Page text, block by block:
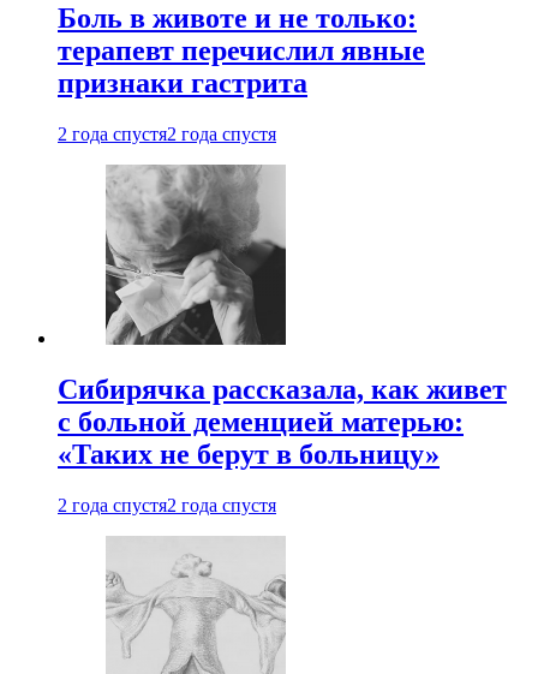
Боль в животе и не только:
терапевт перечислил явные
признаки гастрита
2 года спустя2 года спустя
Сибирячка рассказала, как живет
с больной деменцией матерью:
«Таких не берут в больницу»
2 года спустя2 года спустя